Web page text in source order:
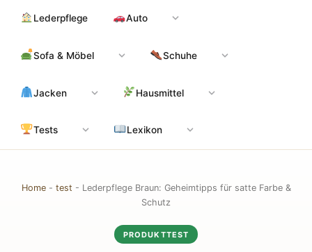
Inhalt
Lederpflege Auto
Sofa & Möbel Schuhe
Jacken Hausmittel
Tests Lexikon
Home- test - Lederpflege Braun: Geheimtipps für satte Farbe &
Schutz
PRODUKTTEST